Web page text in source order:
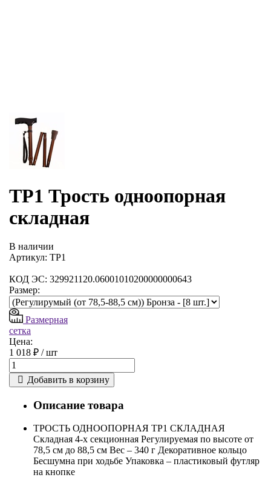
ТР1 Трость одноопорная
складная
В наличии
Артикул: ТР1
КОД ЭС: 329921120.06001010200000000643
Размер:
Размерная
сетка
Цена:
1 018 ₽ /шт
Добавить в корзину
Описание товара
ТРОСТЬ ОДНООПОРНАЯ ТР1 СКЛАДНАЯ
Cкладная 4-х секционная Регулируемая по высоте от
78,5 см до 88,5 см Вес – 340 г Декоративное кольцо
Бесшумна при ходьбе Упаковка – пластиковый футляр
на кнопке